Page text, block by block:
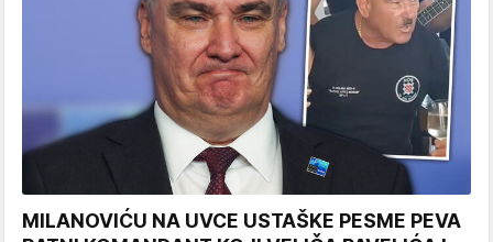
MILANOVIĆU NA UVCE USTAŠKE PESME PEVA